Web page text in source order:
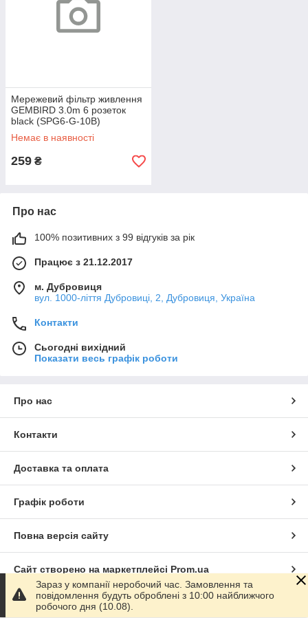
Мережевий фільтр живлення
GEMBIRD 3.0m 6 розеток
black (SPG6-G-10B)
Немає в наявності
259 ₴
Про нас
100% позитивних з 99 відгуків за рік
Працює з 21.12.2017
м. Дубровиця
вул. 1000-ліття Дубровиці, 2, Дубровиця, Україна
Контакти
Сьогодні вихідний
Показати весь графік роботи
Про нас
Контакти
Доставка та оплата
Графік роботи
Повна версія сайту
Сайт створено на маркетплейсі Prom.ua
Політика конфіденційності
Зараз у компанії неробочий час. Замовлення та
повідомлення будуть оброблені з 10:00 найближчого
робочого дня (10.08).